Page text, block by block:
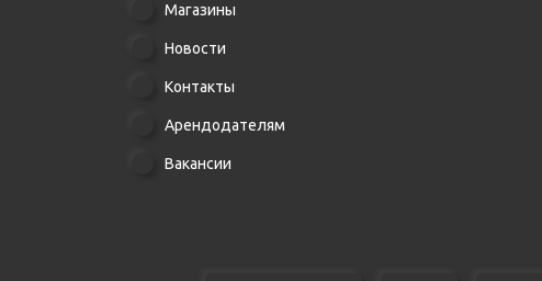
Магазины
Новости
Контакты
Арендодателям
Вакансии